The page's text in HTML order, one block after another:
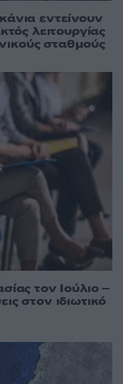
εντείνουν
λειτουργίας
σταθμούς
τον Ιούλιο –
στον ιδιωτικό